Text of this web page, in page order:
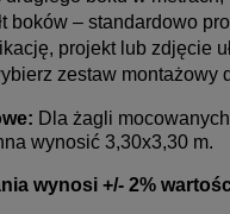
boków – standardowo
projekt lub zdjęcie
zestaw montażowy
Dla żagli
wynosić 3,30x3,30 m.
wynosi +/- 2%